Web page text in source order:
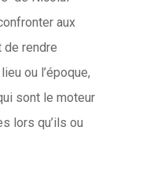
aux
rendre
ou l’époque,
sont le moteur
lors qu’ils ou